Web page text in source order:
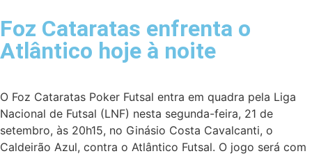
Foz Cataratas enfrenta o
Atlântico hoje à noite
O Foz Cataratas Poker Futsal entra em quadra pela Liga
Nacional de Futsal (LNF) nesta segunda-feira, 21 de
setembro, às 20h15, no Ginásio Costa Cavalcanti, o
Caldeirão Azul, contra o Atlântico Futsal. O jogo será com